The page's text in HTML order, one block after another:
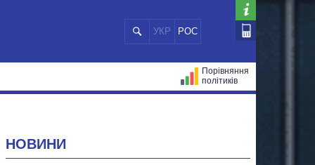
УКР РОС
Порівняння
політиків
НОВИНИ